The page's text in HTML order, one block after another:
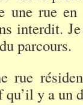
rue en
interdit.
parcours.
rue
y a un